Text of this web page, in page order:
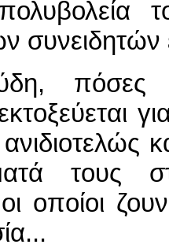
πόσες
τους
οποίοι